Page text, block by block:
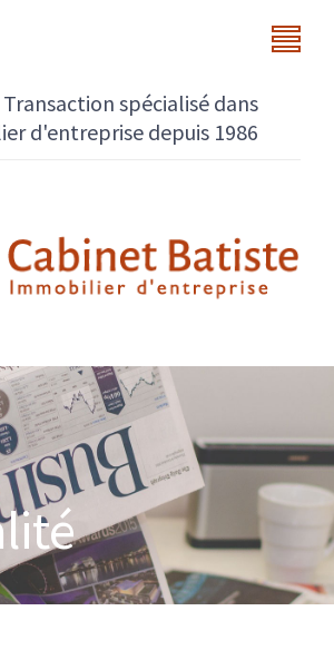
spécialisé dans
d'entreprise depuis 1986